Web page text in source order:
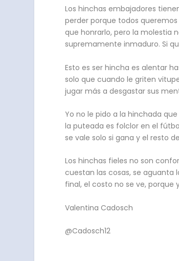
Los hinchas embajadores
perder porque todos
que honrarlo, pero la molestia
supremamente inmaduro. Si
Esto es ser hincha es alentar
solo que cuando le griten
jugar más a desgastar sus
Yo no le pido a la hinchada
la puteada es folclor en el
se vale solo si gana y el resto
Los hinchas fieles no son
cuestan las cosas, se aguanta
final, el costo no se ve, porque
Valentina Cadosch
@Cadosch12